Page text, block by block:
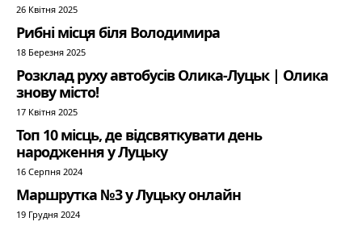
26 Квітня 2025
Рибні місця біля Володимира
18 Березня 2025
Розклад руху автобусів Олика-Луцьк | Олика
знову місто!
17 Квітня 2025
Топ 10 місць, де відсвяткувати день
народження у Луцьку
16 Серпня 2024
Маршрутка №3 у Луцьку онлайн
19 Грудня 2024